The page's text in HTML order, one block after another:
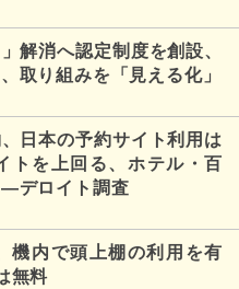
解消へ認定制度を創設、
取り組みを「見える化」
日本の予約サイト利用は
トを上回る、ホテル・百
デロイト調査
機内で頭上棚の利用を有
無料